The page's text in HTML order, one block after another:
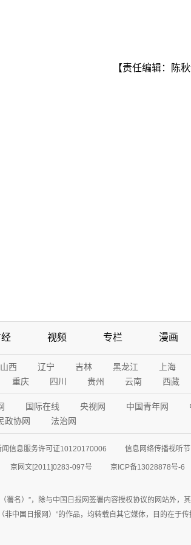
【责任编辑：陈
视频 专栏 漫画
山西 辽宁 吉林 黑龙江
上海
重庆 四川 贵州 云南 西藏
国际在线 央视网 中国青年网
政协网 法治网
闻信息服务许可证10120170006 信息网络传播视听
京网文[2011]0283-097号 京ICP备13028878号-6
署名）”，除与中国日报网签署内容授权协议的网站外
中国日报网）”的作品，均转载自其它媒体，目的在于